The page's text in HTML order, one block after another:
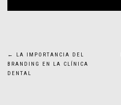
Navegación
de
←
LA IMPORTANCIA DEL
BRANDING EN LA CLÍNICA
DENTAL